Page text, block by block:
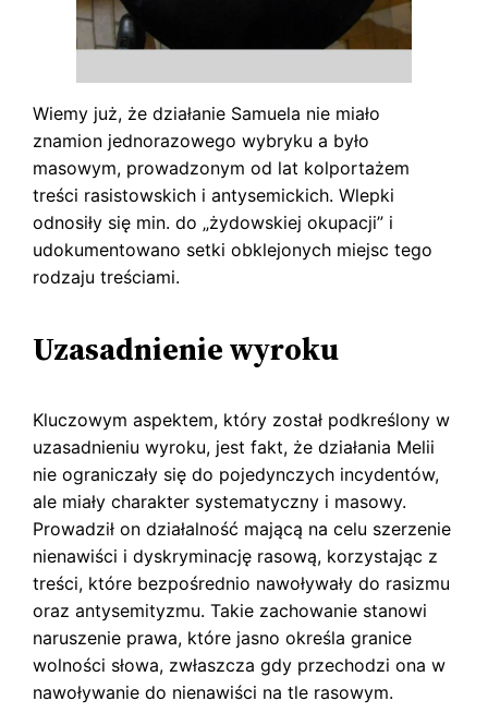
Wiemy już, że działanie Samuela nie miało
znamion jednorazowego wybryku a było
masowym, prowadzonym od lat kolportażem
treści rasistowskich i antysemickich. Wlepki
odnosiły się min. do „żydowskiej okupacji” i
udokumentowano setki obklejonych miejsc tego
rodzaju treściami.
Uzasadnienie wyroku
Kluczowym aspektem, który został podkreślony w
uzasadnieniu wyroku, jest fakt, że działania Melii
nie ograniczały się do pojedynczych incydentów,
ale miały charakter systematyczny i masowy.
Prowadził on działalność mającą na celu szerzenie
nienawiści i dyskryminację rasową, korzystając z
treści, które bezpośrednio nawoływały do rasizmu
oraz antysemityzmu. Takie zachowanie stanowi
naruszenie prawa, które jasno określa granice
wolności słowa, zwłaszcza gdy przechodzi ona w
nawoływanie do nienawiści na tle rasowym.